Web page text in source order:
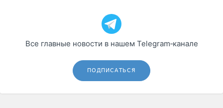
Все главные новости в нашем Telegram‑канале
ПОДПИСАТЬСЯ